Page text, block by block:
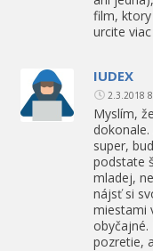
film,
urcite
IUDEX
2.3.2018
Myslím,
super,
podstate
mladej,
nájsť si
miestami
obyčajné.
pozretie,